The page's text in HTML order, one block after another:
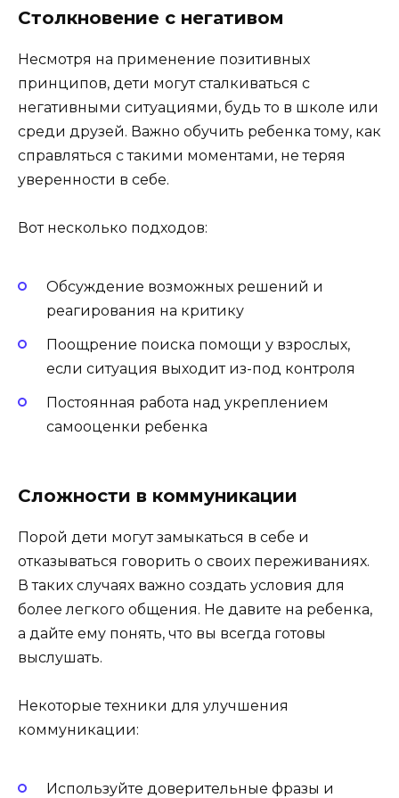
Столкновение с негативом
Несмотря на применение позитивных
принципов, дети могут сталкиваться с
негативными ситуациями, будь то в школе или
среди друзей. Важно обучить ребенка тому, как
справляться с такими моментами, не теряя
уверенности в себе.
Вот несколько подходов:
Обсуждение возможных решений и
реагирования на критику
Поощрение поиска помощи у взрослых,
если ситуация выходит из-под контроля
Постоянная работа над укреплением
самооценки ребенка
Сложности в коммуникации
Порой дети могут замыкаться в себе и
отказываться говорить о своих переживаниях.
В таких случаях важно создать условия для
более легкого общения. Не давите на ребенка,
а дайте ему понять, что вы всегда готовы
выслушать.
Некоторые техники для улучшения
коммуникации:
Используйте доверительные фразы и